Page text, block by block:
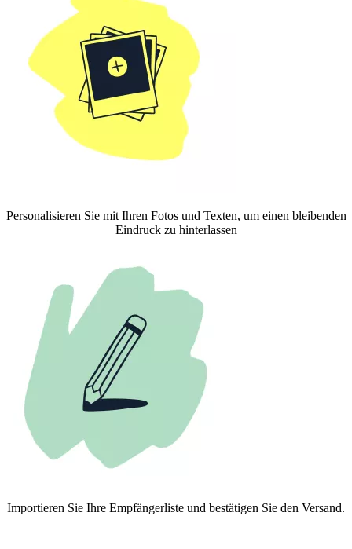
Personalisieren Sie mit Ihren Fotos und Texten, um einen bleibenden
Eindruck zu hinterlassen
Importieren Sie Ihre Empfängerliste und bestätigen Sie den Versand.